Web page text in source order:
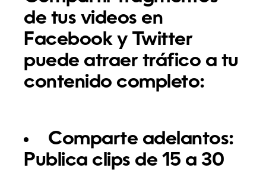
de tus videos en
Facebook y Twitter
puede atraer tráfico a tu
contenido completo:
Comparte adelantos:
Publica clips de 15 a 30